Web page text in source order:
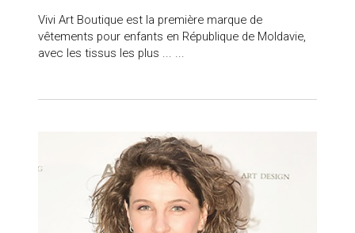
Vivi Art Boutique est la première marque de
vêtements pour enfants en République de Moldavie,
avec les tissus les plus ... ...